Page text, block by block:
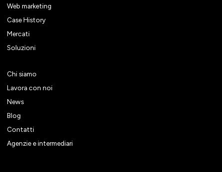
Web marketing
Case History
Mercati
Soluzioni
Chi siamo
Lavora con noi
News
Blog
Contatti
Agenzie e intermediari